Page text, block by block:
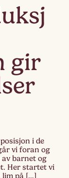
gir
i de
vi foran og
av barnet og
Her startet vi
lim på […]